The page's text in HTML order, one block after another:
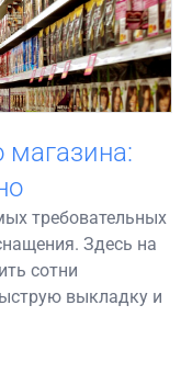
магазина:
требовательных
Здесь на
сотни
выкладку и